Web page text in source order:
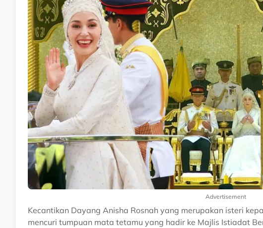
Advertisement
Kecantikan Dayang Anisha Rosnah yang merupakan isteri
mencuri tumpuan mata tetamu yang hadir ke Majlis Istiadat